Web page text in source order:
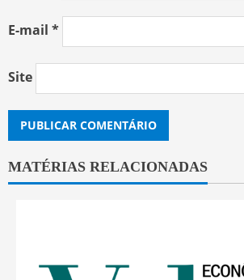
E-mail *
Site
MATÉRIAS RELACIONADAS